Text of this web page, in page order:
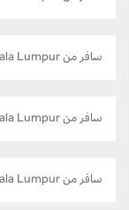
سافر من Kuala Lumpur إلى اسلام آباد
سافر من Kuala Lumpur إلى Doha
سافر من Kuala Lumpur إلى نيروبي